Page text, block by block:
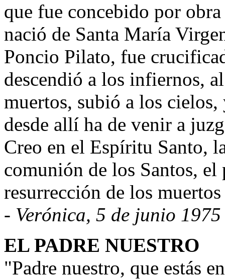
que fue concebido por
nació de Santa María
Poncio Pilato, fue
descendió a los infiernos,
muertos, subió a los cielos,
desde allí ha de venir a
Creo en el Espíritu Santo,
comunión de los Santos, el
resurrección de los
- Verónica, 5 de junio 1975
EL PADRE NUESTRO
"Padre nuestro, que estás